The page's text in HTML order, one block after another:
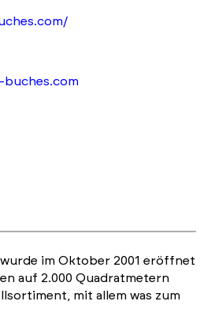
buches.com
wurde im Oktober 2001 eröffnet
auf 2.000 Quadratmetern
mit allem was zum